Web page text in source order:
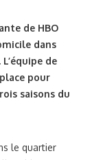
de HBO
dans
de
pour
saisons du
le quartier